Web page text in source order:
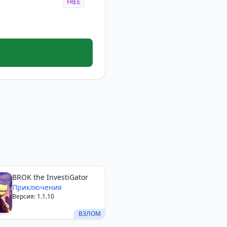
в
FREE
ВЗЛОМ
BROK the InvestiGator
Приключения
Версия: 1.1.10